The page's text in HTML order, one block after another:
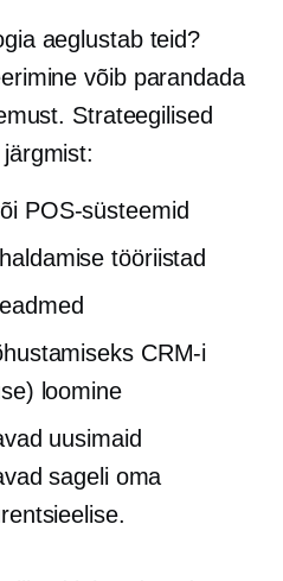
aeglustab teid?
võib parandada
Strateegilised
POS-süsteemid
tööriistad
CRM-i
loomine
uusimaid
sageli oma